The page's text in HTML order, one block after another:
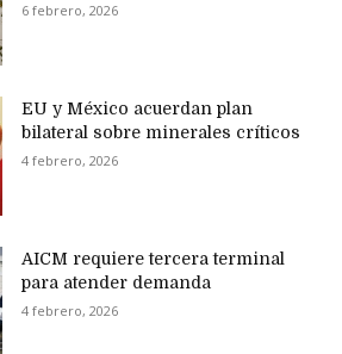
6 febrero, 2026
EU y México acuerdan plan
bilateral sobre minerales críticos
4 febrero, 2026
AICM requiere tercera terminal
para atender demanda
4 febrero, 2026